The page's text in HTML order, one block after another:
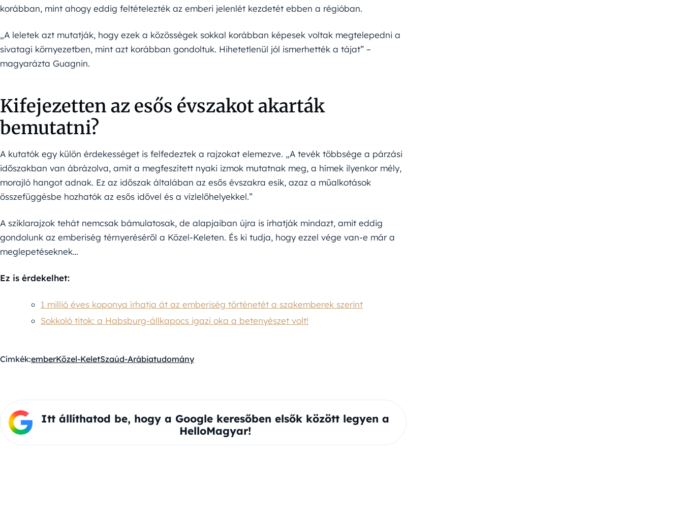
korábban, mint ahogy eddig feltételezték az emberi jelenlét kezdetét ebben a régióban.
„A leletek azt mutatják, hogy ezek a közösségek sokkal korábban képesek voltak megtelepedni a
sivatagi környezetben, mint azt korábban gondoltuk. Hihetetlenül jól ismerhették a tájat” –
magyarázta Guagnin.
Kifejezetten az esős évszakot akarták
bemutatni?
A kutatók egy külön érdekességet is felfedeztek a rajzokat elemezve. „A tevék többsége a párzási
időszakban van ábrázolva, amit a megfeszített nyaki izmok mutatnak meg, a hímek ilyenkor mély,
morajló hangot adnak. Ez az időszak általában az esős évszakra esik, azaz a műalkotások
összefüggésbe hozhatók az esős idővel és a vízlelőhelyekkel.”
A sziklarajzok tehát nemcsak bámulatosak, de alapjaiban újra is írhatják mindazt, amit eddig
gondolunk az emberiség térnyeréséről a Közel-Keleten. És ki tudja, hogy ezzel vége van-e már a
meglepetéseknek…
Ez is érdekelhet:
1 millió éves koponya írhatja át az emberiség történetét a szakemberek szerint
Sokkoló titok: a Habsburg-állkapocs igazi oka a betenyészet volt!
Címkék:emberKözel-KeletSzaúd-Arábiatudomány
Itt állíthatod be, hogy a Google keresőben elsők között legyen a
HelloMagyar!